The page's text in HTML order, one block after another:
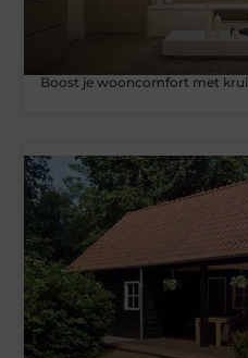
Boost je wooncomfort met